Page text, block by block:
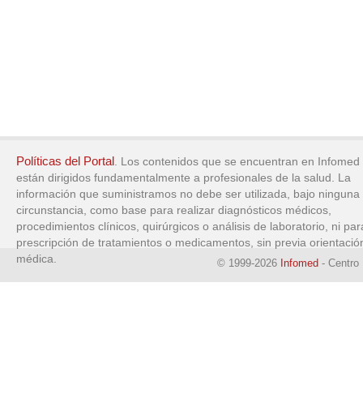
Políticas del Portal. Los contenidos que se encuentran en Infomed
están dirigidos fundamentalmente a profesionales de la salud. La
información que suministramos no debe ser utilizada, bajo ninguna
circunstancia, como base para realizar diagnósticos médicos,
procedimientos clínicos, quirúrgicos o análisis de laboratorio, ni
prescripción de tratamientos o medicamentos, sin previa
médica.
© 1999-2026 Infomed - Centro